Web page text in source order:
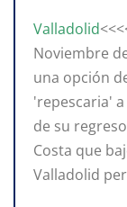
Diego
Valladolid
Noviembre
una opción
'repescaria'
de su
Costa que
Valladolid